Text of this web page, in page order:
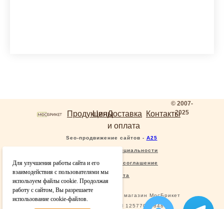
Для улучшения работы сайта и его
взаимодействия с пользователями мы
используем файлы cookie. Продолжая
работу с сайтом, Вы разрешаете
использование cookie-файлов.
© 2007-
2025
Продукция
ЦеныДоставка
и оплата
Контакты
Seo-продвижение сайтов - А25
Политика конфиденциальности
Пользовательское соглашение
Карта сайта
© 2025 Москва, Интернет магазин МосБрикет
ООО Мосбрикет, ОГРН 1257700184830